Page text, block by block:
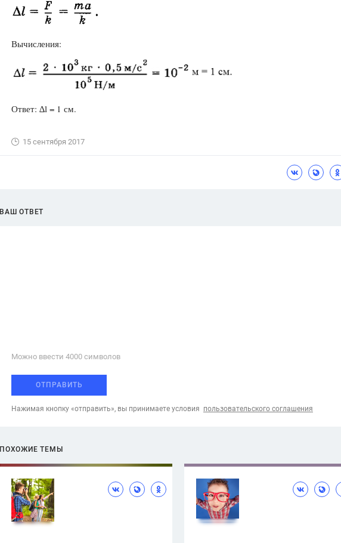
Вычисления:
Ответ: ∆l = 1 см.
15 сентября 2017
ВАШ ОТВЕТ
Можно ввести 4000 cимволов
ОТПРАВИТЬ
Нажимая кнопку «отправить», вы принимаете условия пользовательского соглашения
ПОХОЖИЕ ТЕМЫ